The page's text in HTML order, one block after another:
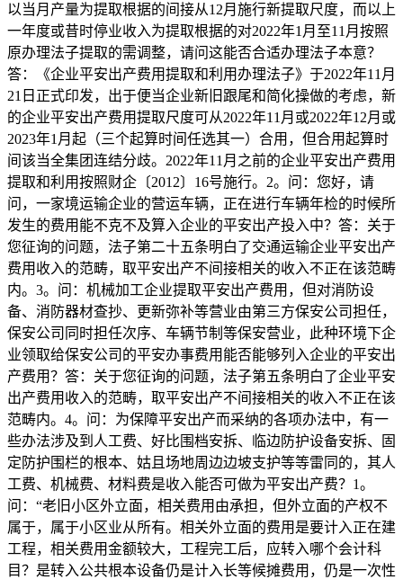
以当月产量为提取根据的间接从12月施行新提取尺度，而以上
一年度或昔时停业收入为提取根据的对2022年1月至11月按照
原办理法子提取的需调整，请问这能否合适办理法子本意？
答：《企业平安出产费用提取和利用办理法子》于2022年11月
21日正式印发，出于便当企业新旧跟尾和简化操做的考虑，新
的企业平安出产费用提取尺度可从2022年11月或2022年12月或
2023年1月起（三个起算时间任选其一）合用，但合用起算时
间该当全集团连结分歧。2022年11月之前的企业平安出产费用
提取和利用按照财企〔2012〕16号施行。2。问：您好，请
问，一家境运输企业的营运车辆，正在进行车辆年检的时候所
发生的费用能不克不及算入企业的平安出产投入中？答：关于
您征询的问题，法子第二十五条明白了交通运输企业平安出产
费用收入的范畴，取平安出产不间接相关的收入不正在该范畴
内。3。问：机械加工企业提取平安出产费用，但对消防设
备、消防器材查抄、更新弥补等营业由第三方保安公司担任，
保安公司同时担任次序、车辆节制等保安营业，此种环境下企
业领取给保安公司的平安办事费用能否能够列入企业的平安出
产费用？答：关于您征询的问题，法子第五条明白了企业平安
出产费用收入的范畴，取平安出产不间接相关的收入不正在该
范畴内。4。问：为保障平安出产而采纳的各项办法中，有一
些办法涉及到人工费、好比围档安拆、临边防护设备安拆、固
定防护围栏的根本、姑且场地周边边坡支护等等雷同的，其人
工费、机械费、材料费是收入能否可做为平安出产费？1。
问：“老旧小区外立面，相关费用由承担，但外立面的产权不
属于，属于小区业从所有。相关外立面的费用是要计入正在建
工程，相关费用金额较大，工程完工后，应转入哪个会计科
目？是转入公共根本设备仍是计入长等候摊费用，仍是一次性